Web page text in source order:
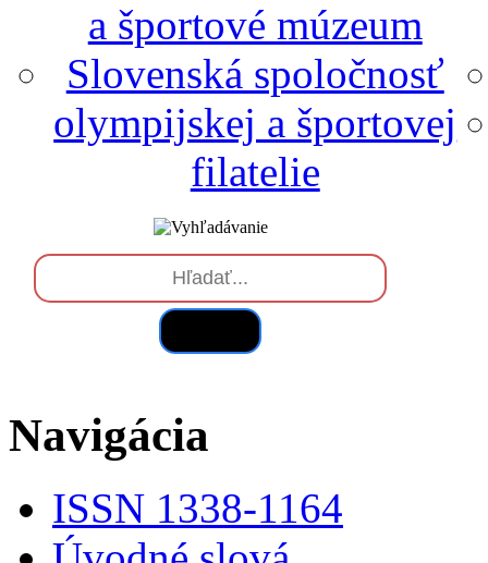
a športové múzeum
Slovenská spoločnosť
olympijskej a športovej
filatelie
Navigácia
ISSN 1338-1164